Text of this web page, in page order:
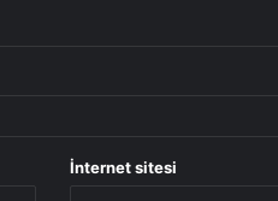
İnternet sitesi